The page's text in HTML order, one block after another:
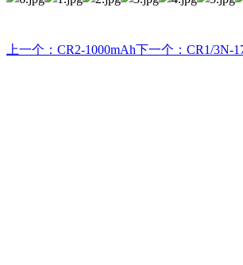
上一个：CR2-1000mAh下一个：CR1/3N-